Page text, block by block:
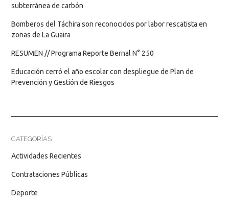
subterránea de carbón
Bomberos del Táchira son reconocidos por labor rescatista en
zonas de La Guaira
RESUMEN // Programa Reporte Bernal N° 250
Educación cerró el año escolar con despliegue de Plan de
Prevención y Gestión de Riesgos
CATEGORÍAS
Actividades Recientes
Contrataciones Públicas
Deporte